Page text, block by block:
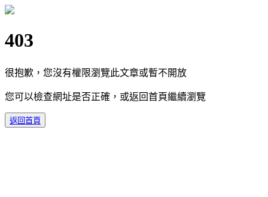
403
很抱歉，您沒有權限瀏覽此文章或暫不開放
您可以檢查網址是否正確，或返回首頁繼續瀏覽
返回首頁